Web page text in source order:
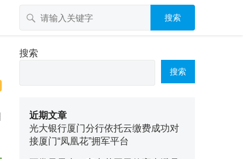
搜索
搜索
搜索
近期文章
光大银行厦门分行依托云缴费成功对
接厦门“凤凰花”拥军平台